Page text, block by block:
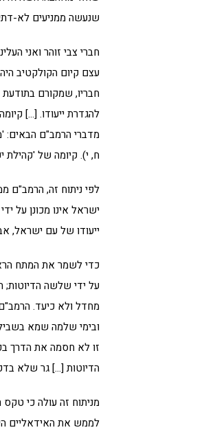
שנעשה ממניעים לא-
חברי צבי זוהר ואני
עצם קיום הקולקטיב
חבריו, שמקורם
להגדרת ייעודו. […]
מדברי הרמב"ם הבאים:
ח, י). קיומה של 'קהילת
לפי ניתוח זה, הרמב"ם
ישראל אינו מכונן על
ייעודו של עם ישראל,
כדי לשמר את המתח
על ידי שלשה
מחדל ולא כיעד.
ובימי שלמה שמא בשביל
זו לא חסמה את הדרך
הדיוטות […] גר שלא
מניתוח זה עולה כי טקס
לממש את האידאליים